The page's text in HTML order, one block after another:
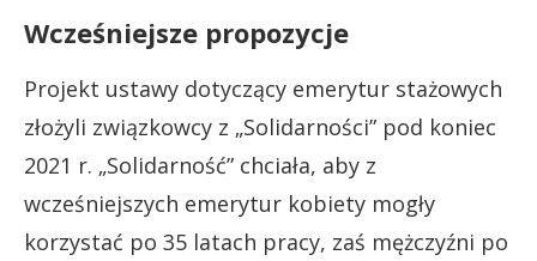
Wcześniejsze propozycje
Projekt ustawy dotyczący emerytur stażowych
złożyli związkowcy z „Solidarności” pod koniec
2021 r. „Solidarność” chciała, aby z
wcześniejszych emerytur kobiety mogły
korzystać po 35 latach pracy, zaś mężczyźni po